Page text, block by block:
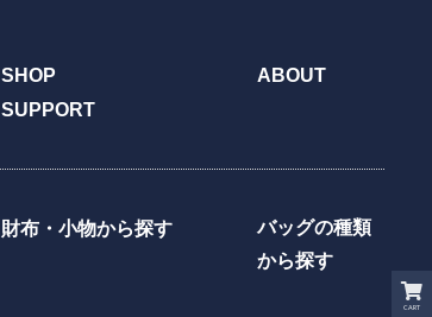
CART
SHOP
ABOUT
SUPPORT
財布・小物から探す
バッグの種類
から探す